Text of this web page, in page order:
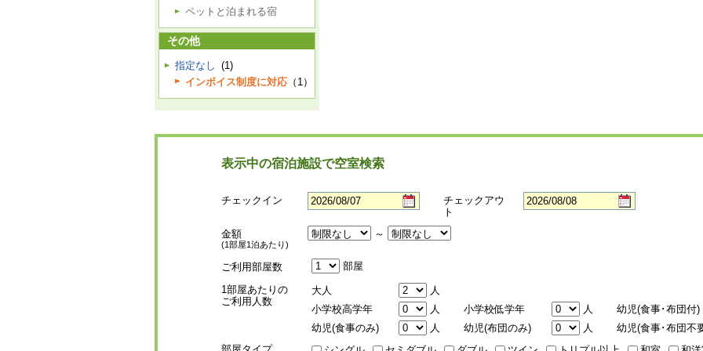
ペットと泊まれる宿
その他
指定なし (1)
インボイス制度に対応 （1）
表示中の宿泊施設で空室検索
チェックイン
チェックアウ
ト
金額
(1部屋1泊あたり)
～
ご利用部屋数
部屋
1部屋あたりの
ご利用人数
大人
人
小学校高学年
人 小学校低学年 人 幼児(食事･布団付)
幼児(食事のみ)
人 幼児(布団のみ) 人 幼児(食事･布団不